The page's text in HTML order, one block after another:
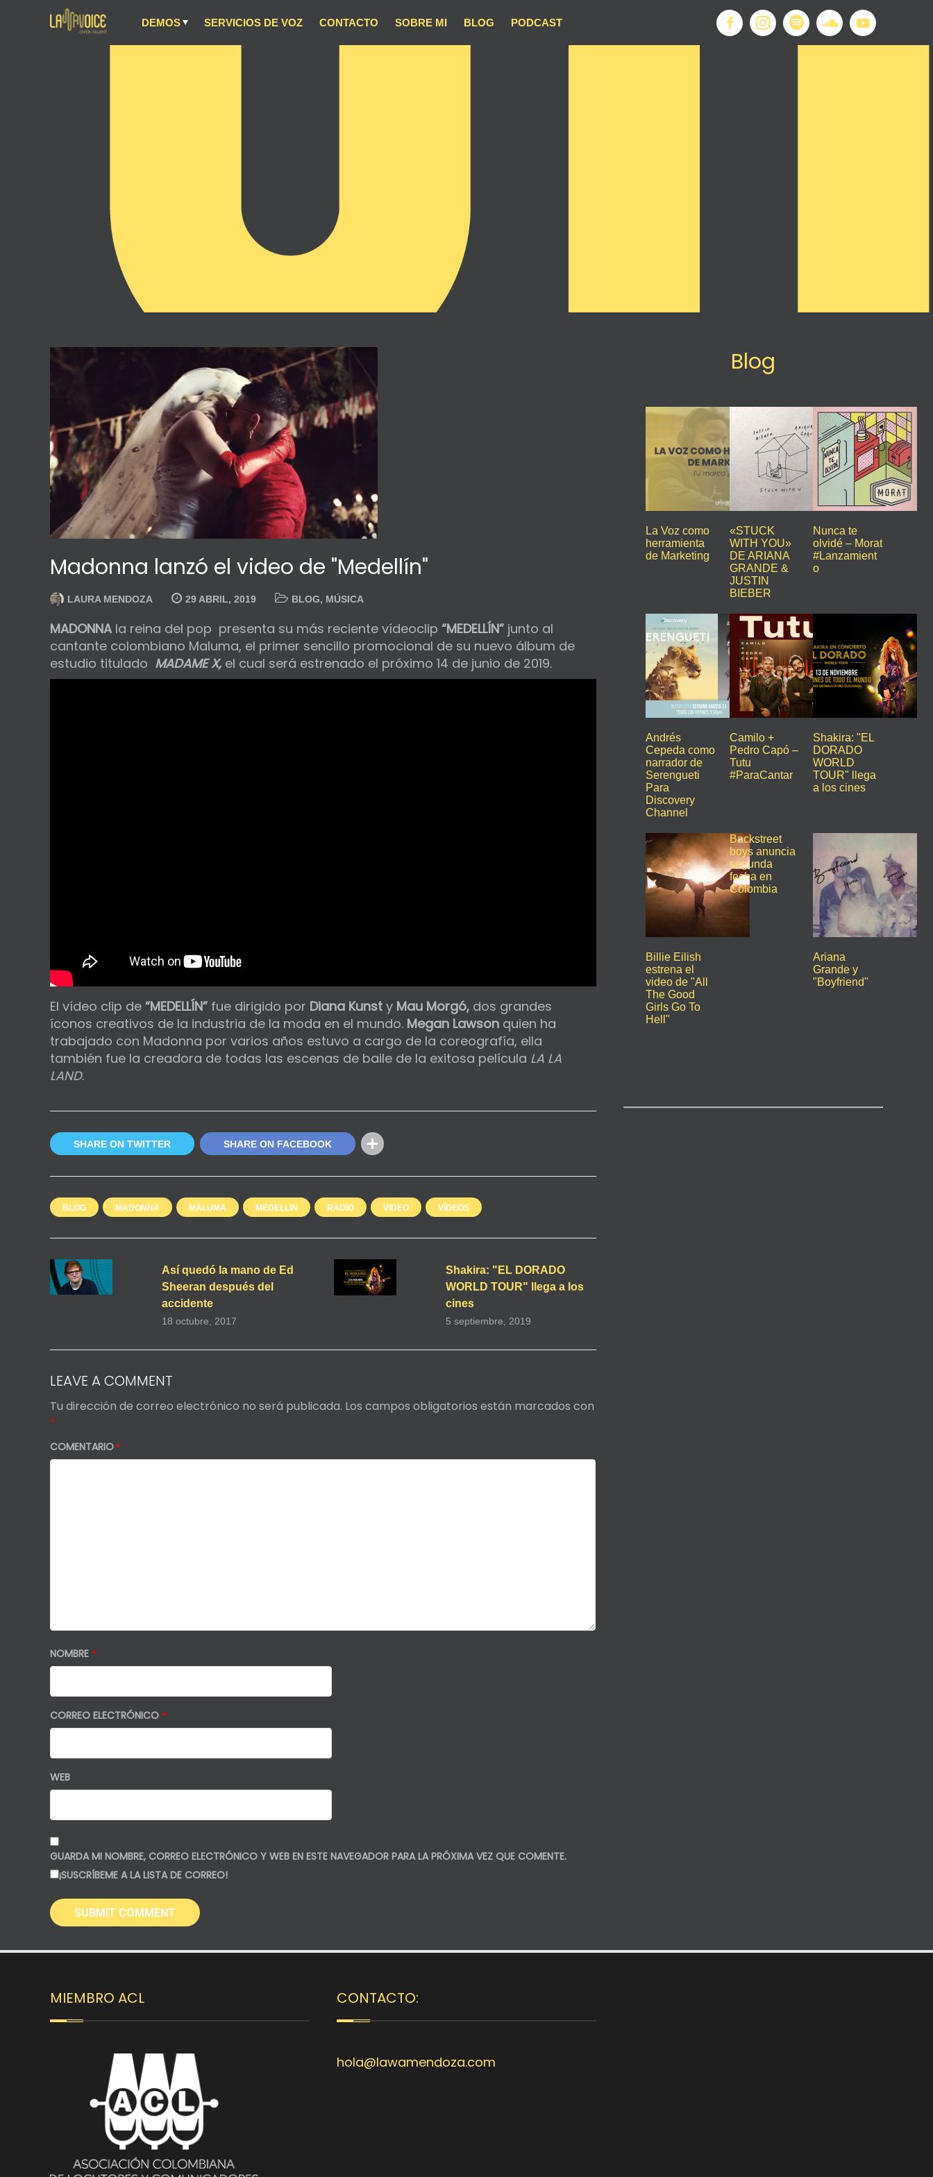
DEMOS SERVICIOS DE VOZ CONTACTO SOBRE MI BLOG PODCAST
Madonna lanzó el video de "Medellín"
LAURA MENDOZA 29 ABRIL, 2019 BLOG, MÚSICA
MADONNA la reina del pop presenta su más reciente vídeoclip “MEDELLÍN” junto al
cantante colombiano Maluma, el primer sencillo promocional de su nuevo álbum de
estudio titulado MADAME X,el cual será estrenado el próximo 14 de junio de 2019.
El vídeo clip de “MEDELLÍN” fue dirigido por Diana Kunst y Mau Morgó, dos grandes
íconos creativos de la industria de la moda en el mundo. Megan Lawson quien ha
trabajado con Madonna por varios años estuvo a cargo de la coreografía, ella
también fue la creadora de todas las escenas de baile de la exitosa película LA LA
LAND.
SHARE ON TWITTER SHARE ON FACEBOOK
BLOG MADONNA MALUMA MEDELLIN RADIO VIDEO VÍDEOS
Así quedó la mano de Ed
Sheeran después del
accidente
18 octubre, 2017
Shakira: "EL DORADO
WORLD TOUR" llega a los
cines
5 septiembre, 2019
LEAVE A COMMENT
Tu dirección de correo electrónico no será publicada. Los campos obligatorios están marcados con
*
COMENTARIO*
NOMBRE *
CORREO ELECTRÓNICO *
WEB
GUARDA MI NOMBRE, CORREO ELECTRÓNICO Y WEB EN ESTE NAVEGADOR PARA LA PRÓXIMA VEZ QUE COMENTE.
¡SUSCRÍBEME A LA LISTA DE CORREO!
Blog
La Voz como
herramienta
de Marketing
«STUCK
WITH YOU»
DE ARIANA
GRANDE &
JUSTIN
BIEBER
Nunca te
olvidé – Morat
#Lanzamient
o
Andrés
Cepeda como
narrador de
Serengueti
Para
Discovery
Channel
Camilo +
Pedro Capó –
Tutu
#ParaCantar
Shakira: "EL
DORADO
WORLD
TOUR" llega
a los cines
Billie Eilish
estrena el
video de "All
The Good
Girls Go To
Hell"
Backstreet
boys anuncia
segunda
fecha en
Colombia
Ariana
Grande y
"Boyfriend"
MIEMBRO ACL CONTACTO:
hola@lawamendoza.com